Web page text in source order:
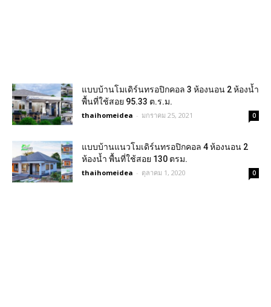
แบบบ้านโมเดิร์นทรอปิกคอล 3 ห้องนอน 2 ห้องน้ำ
พื้นที่ใช้สอย 95.33 ต.ร.ม.
thaihomeidea - มกราคม 25, 2021 0
แบบบ้านแนวโมเดิร์นทรอปิกคอล 4 ห้องนอน 2
ห้องน้ำ พื้นที่ใช้สอย 130 ตรม.
thaihomeidea - ตุลาคม 1, 2020 0